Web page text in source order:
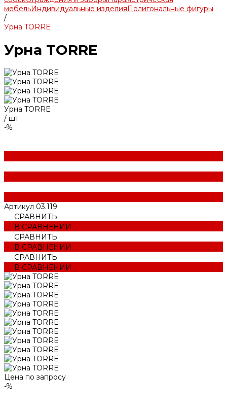
мебельИндивидуальные изделияПолигональные фигуры
/
Урна TORRE
Урна TORRE
Урна TORRE
/ шт
-%
Артикул 03.119
СРАВНИТЬ
В СРАВНЕНИИ
СРАВНИТЬ
В СРАВНЕНИИ
СРАВНИТЬ
В СРАВНЕНИИ
Цена по запросу
-%